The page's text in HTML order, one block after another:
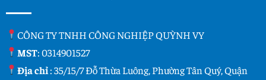
CÔNG TY TNHH CÔNG NGHIỆP QUỲNH VY
MST: 0314901527
Địa chỉ: 35/15/7 Đỗ Thừa Luông, Phường Tân Quý, Quận